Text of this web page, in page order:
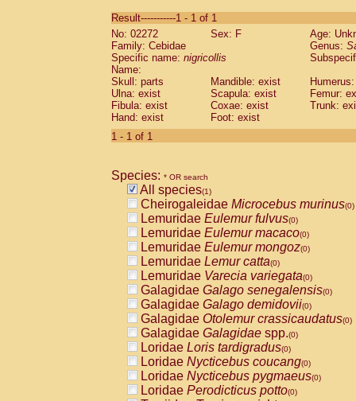
CebidaeSaguinus labiatus(0)
Cebidae Saguinus leucopus (0)
Cebidae
CebidaeSaguinus mystax
Cebidae Saguinus nigricollis (1)
Cebidae Saguinus oedipus
Cebidae Saguinus weddelli
Cebidae Saguinusspp.
Cebidae
CebidaeCebus capucinus
CebidaeCebus nigrivittatus
CebidaeCebus spp.(0)
CebidaeSaimiri boliviensis(0)
CebidaeSaimiri sciureus(0)
AtelidaeAlouatta caraya(0)
AtelidaeAlouatta fusca(0)
AtelidaeAlouatta seniculus(0)
AtelidaeAlouattaspp.(0)
AtelidaeAteles belzebuth(0)
AtelidaeAteles geoffroyi(0)
AtelidaeAteles paniscus(0)
AtelidaeAtelesspp.(0)
AtelidaeLagothrix lagothricha(0)
AtelidaeLagothrix lagothricha cana
PitheciidaeCacajao calvus
Result-----------1 - 1 of 1
No: 02272
Sex: F
Age:
Family: Cebidae
Genus:
Specific name: nigricollis
Name:
Skull: parts
Mandible: exist
Ulna: exist
Scapula: exist
Femur:
Fibula: exist
Coxae: exist
Trunk:
Hand: exist
Foot: exist
1 - 1 of 1
Species: * OR search
All species(1)
Cheirogaleidae Microcebus murinus(0)
Lemuridae Eulemur fulvus(0)
Lemuridae Eulemur macaco(0)
Lemuridae Eulemur mongoz(0)
Lemuridae Lemur catta(0)
Lemuridae Varecia variegata(0)
Galagidae Galago senegalensis(0)
Galagidae Galago demidovii(0)
Galagidae Otolemur crassicaudatus(0)
Galagidae Galagidae spp.(0)
Loridae Loris tardigradus(0)
Loridae Nycticebus coucang(0)
Loridae Nycticebus pygmaeus(0)
Loridae Perodicticus potto(0)